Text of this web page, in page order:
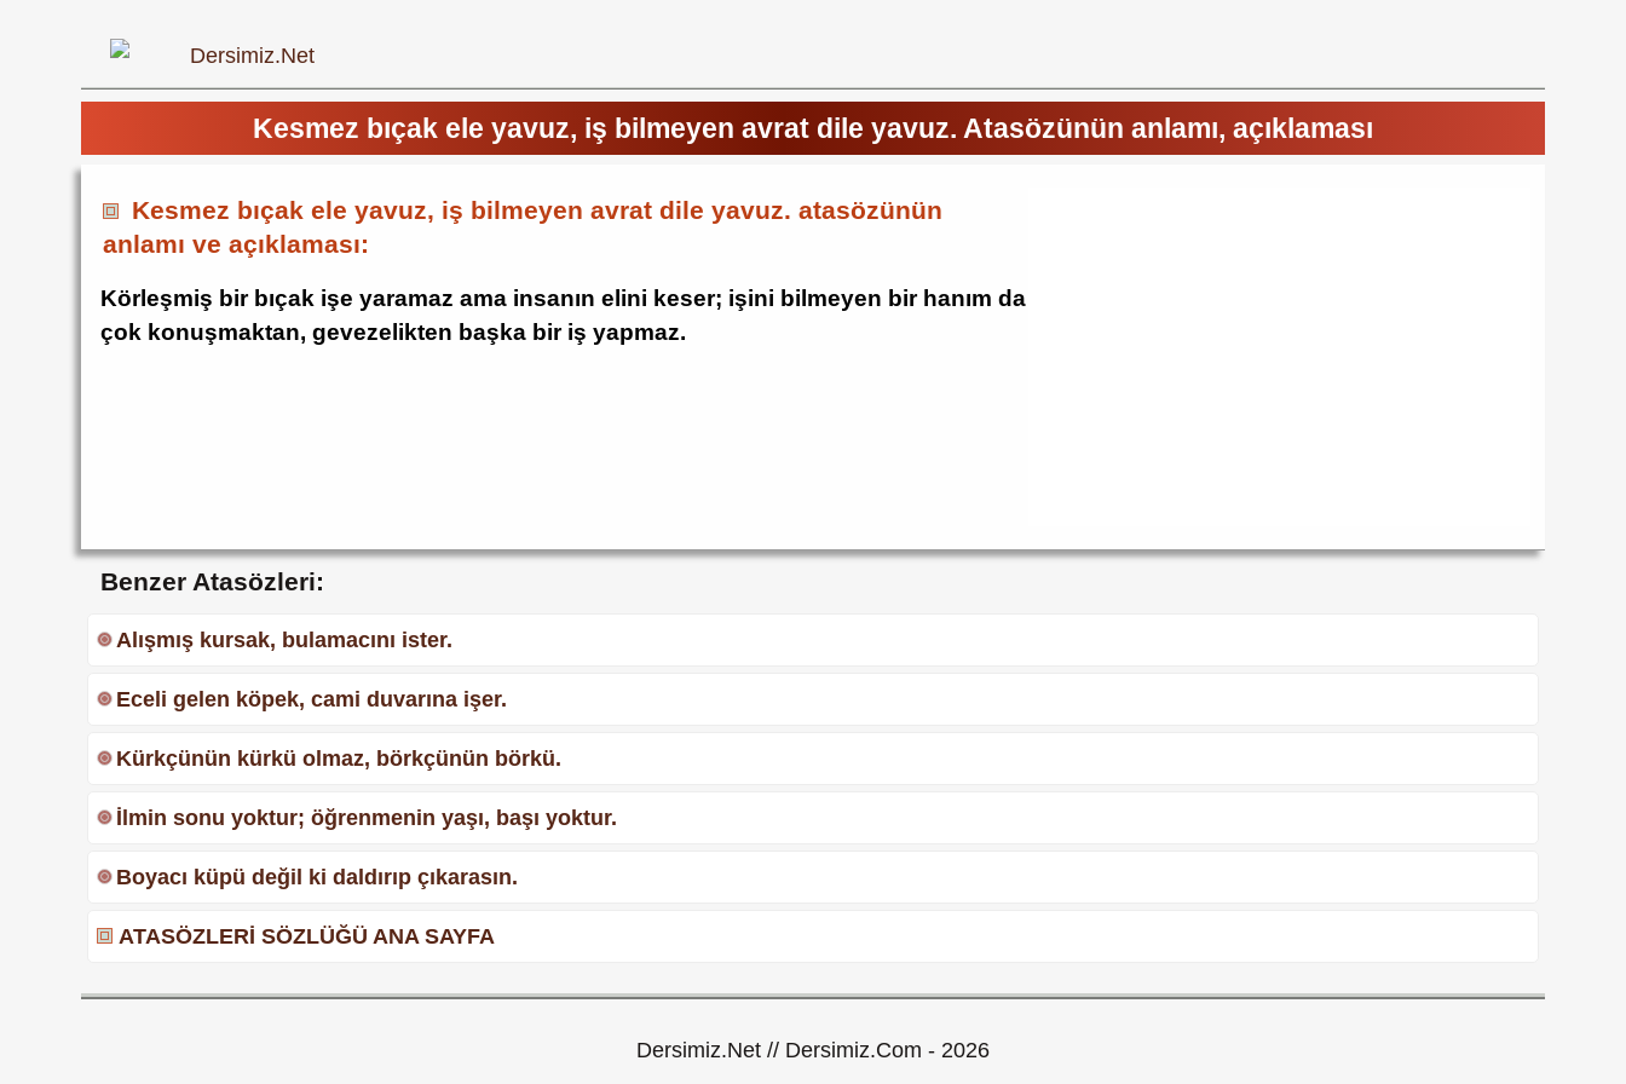
Kesmez bıçak ele yavuz, iş bilmeyen avrat dile yavuz. Atasözünün anlamı, açıklaması
Kesmez bıçak ele yavuz, iş bilmeyen avrat dile yavuz. atasözünün
anlamı ve açıklaması:
Körleşmiş bir bıçak işe yaramaz ama insanın elini keser; işini bilmeyen bir hanım da
çok konuşmaktan, gevezelikten başka bir iş yapmaz.
Benzer Atasözleri:
Alışmış kursak, bulamacını ister.
Eceli gelen köpek, cami duvarına işer.
Kürkçünün kürkü olmaz, börkçünün börkü.
İlmin sonu yoktur; öğrenmenin yaşı, başı yoktur.
Boyacı küpü değil ki daldırıp çıkarasın.
ATASÖZLERİ SÖZLÜĞÜ ANA SAYFA
Dersimiz.Net // Dersimiz.Com - 2026